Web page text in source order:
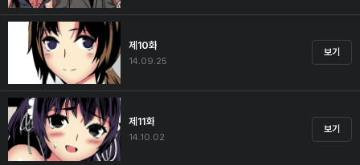
제10화
14.09.25
보기
제11화
14.10.02
보기